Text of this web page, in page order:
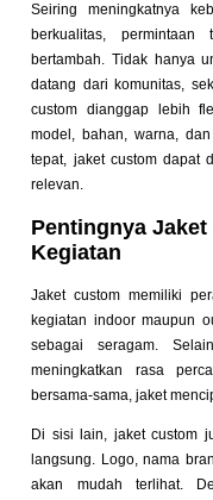
Seiring meningkatnya
berkualitas,
bertambah. Tidak hanya
datang dari komunitas,
custom dianggap lebih
model, bahan, warna,
tepat, jaket custom dapat
relevan.
Pentingnya
Kegiatan
Jaket custom memiliki
kegiatan indoor maupun
sebagai seragam.
meningkatkan rasa
bersama-sama, jaket
Di sisi lain, jaket custom
langsung. Logo, nama
akan mudah terlihat.